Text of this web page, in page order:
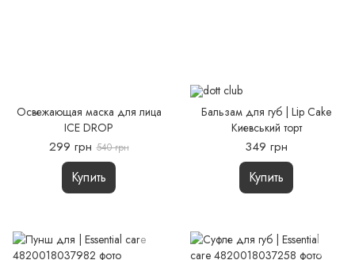
Освежающая маска для лица
ICE DROP
299 грн 540 грн
Купить
Бальзам для губ | Lір Cake
Киевський торт
349 грн
Купить